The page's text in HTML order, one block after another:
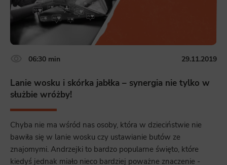
06:30 min 29.11.2019
Lanie wosku i skórka jabłka – synergia nie tylko w
służbie wróżby!
Chyba nie ma wśród nas osoby, która w dzieciństwie nie
bawiła się w lanie wosku czy ustawianie butów ze
znajomymi. Andrzejki to bardzo popularne święto, które
kiedyś jednak miało nieco bardziej poważne znaczenie -